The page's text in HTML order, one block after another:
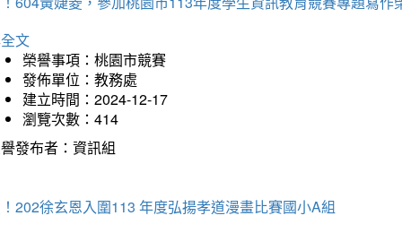
文
榮譽事項：桃園市競賽
發佈單位：教務處
建立時間：2024-12-17
瀏覽次數：414
發布者：資訊組
202徐玄恩入圍113 年度弘揚孝道漫畫比賽國小A組